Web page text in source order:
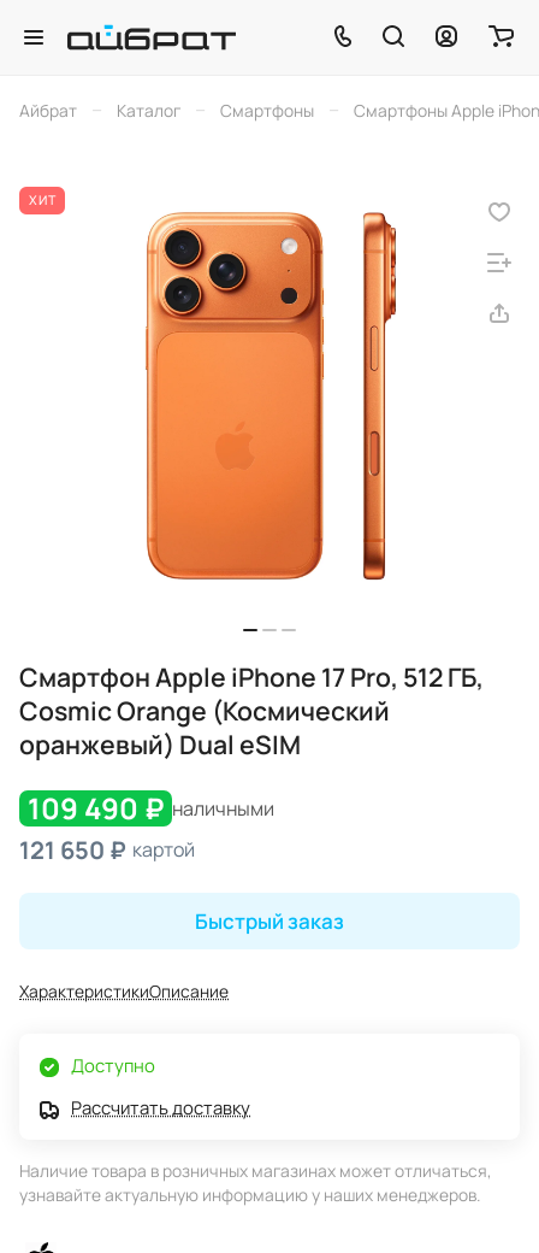
Айбрат – Каталог – Смартфоны – Смартфоны Apple
ХИТ
Смартфон Apple iPhone 17 Pro, 512 ГБ,
Cosmic Orange (Космический
оранжевый) Dual eSIM
109 490 ₽ наличными
121 650 ₽ картой
Быстрый заказ
ХарактеристикиОписание
Доступно
Рассчитать доставку
Наличие товара в розничных магазинах может отличаться,
узнавайте актуальную информацию у наших менеджеров.